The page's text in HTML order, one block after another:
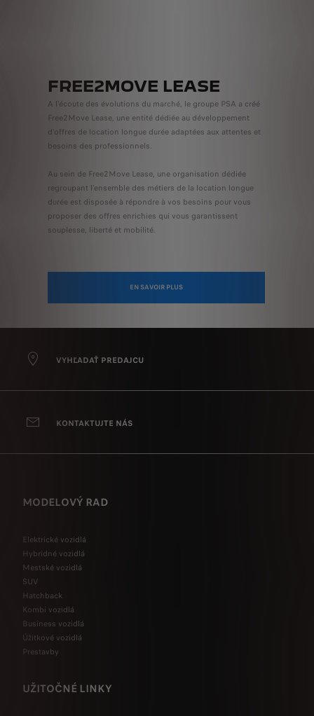
FREE2MOVE LEASE
A l'écoute des évolutions du marché, le groupe PSA a créé
Free2Move Lease, une entité dédiée au développement
d'offres de location longue durée adaptées aux attentes et
besoins des professionnels.
Au sein de Free2Move Lease, une organisation dédiée
regroupant l’ensemble des métiers de la location longue
durée est disposée à répondre à vos besoins pour vous
proposer des offres enrichies qui vous garantissent
souplesse, liberté et mobilité.
EN SAVOIR PLUS
VYHĽADAŤ PREDAJCU
KONTAKTUJTE NÁS
MODELOVÝ RAD
Elektrické vozidlá
Hybridné vozidlá
Mestské vozidlá
SUV
Hatchback
Kombi vozidlá
Business vozidlá
Úžitkové vozidlá
Prestavby
UŽITOČNÉ LINKY